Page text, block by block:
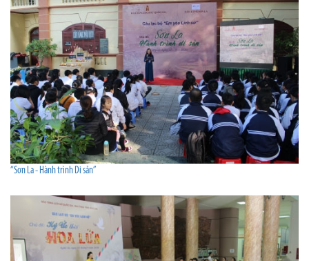
“Sơn La - Hành trình Di sản”